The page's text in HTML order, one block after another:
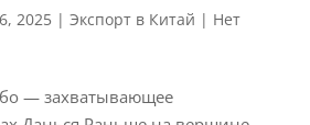
2025| Экспорт в Китай | Нет